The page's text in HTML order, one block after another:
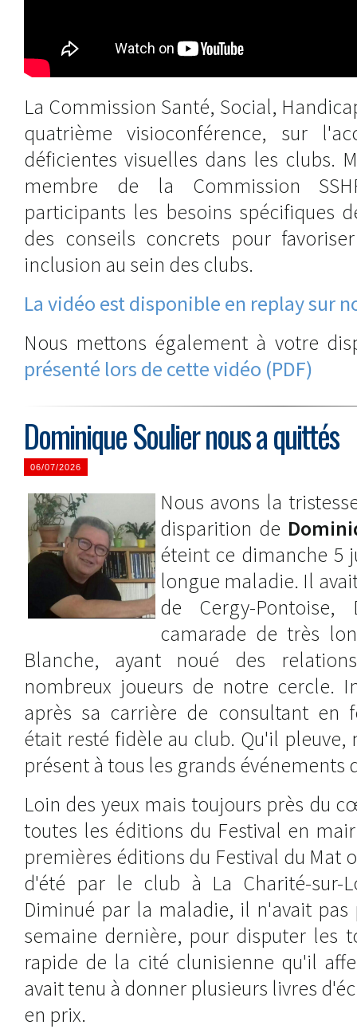
La Commission Santé, Social,
quatrième visioconférence, sur
déficientes visuelles dans les clubs.
membre de la Commission
participants les besoins spécifiques
des conseils concrets pour
inclusion au sein des clubs.
La vidéo est disponible en replay sur
Nous mettons également à votre
présenté lors de cette vidéo (PDF)
Dominique Soulier nous a quittés
06/07/2026
Nous avons la
disparition de
éteint ce dimanche 5
longue maladie. Il
de Cergy-
camarade de très
Blanche, ayant noué des
nombreux joueurs de notre cercle.
après sa carrière de consultant en
était resté fidèle au club. Qu'il pleuve,
présent à tous les grands événements
Loin des yeux mais toujours près du
toutes les éditions du Festival en
premières éditions du Festival du Mat
d'été par le club à La Charité-sur-
Diminué par la maladie, il n'avait
semaine dernière, pour disputer les
rapide de la cité clunisienne qu'il
avait tenu à donner plusieurs livres
en prix.